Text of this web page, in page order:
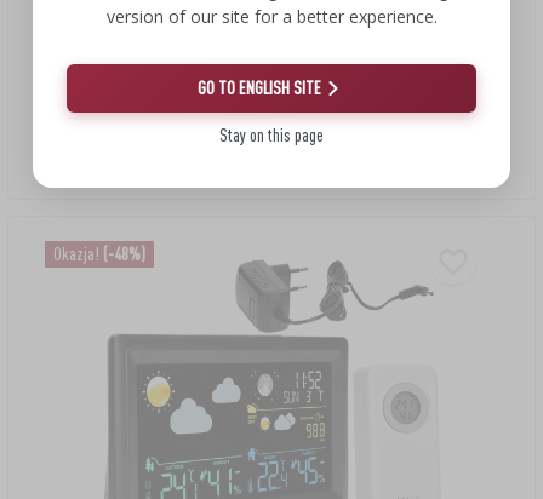
Stacja pogody (RCC,DCF) - elektroniczna, bezprzewodowa,
podświetlana, czujnik, biała
102,99 zł
102,99 PLN/szt.
Okazja! (-48%)
version of our site for a better experience.
GO TO ENGLISH SITE
Stay on this page